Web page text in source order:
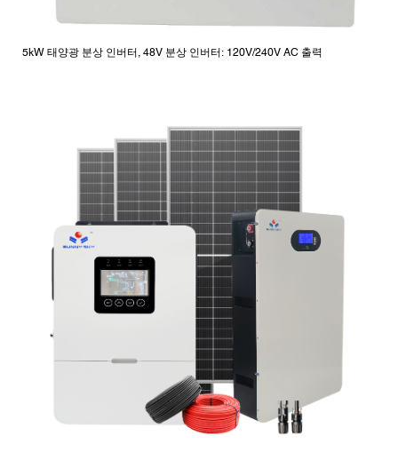
5kW 태양광 분상 인버터, 48V 분상 인버터: 120V/240V AC 출력